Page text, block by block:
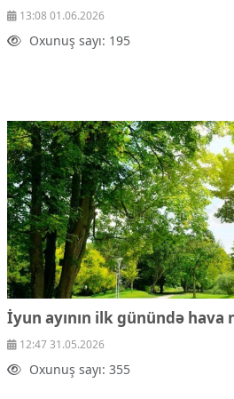
13:08 01.06.2026
Oxunuş sayı: 195
İyun ayının ilk günündə hava
12:47 31.05.2026
Oxunuş sayı: 355